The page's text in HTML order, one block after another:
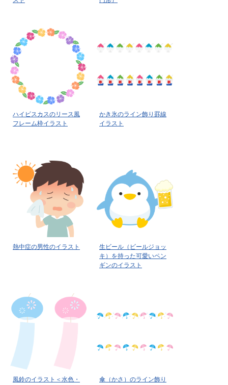
ハイビスカスのリース風
フレーム枠イラスト
かき氷のライン飾り罫線
イラスト
熱中症の男性のイラスト
生ビール（ビールジョッ
キ）を持った可愛いペン
ギンのイラスト
風鈴のイラスト＜水色・
傘（かさ）のライン飾り